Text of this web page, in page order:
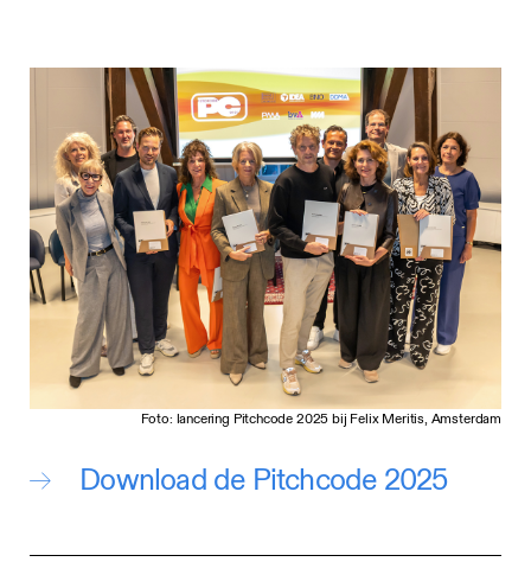
Foto: lancering Pitchcode 2025 bij Felix Meritis, Amsterdam
Download de Pitchcode 2025